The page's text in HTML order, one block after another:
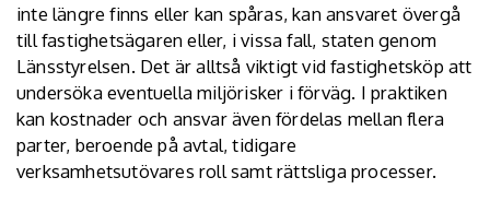
inte längre finns eller kan spåras, kan ansvaret övergå
till fastighetsägaren eller, i vissa fall, staten genom
Länsstyrelsen. Det är alltså viktigt vid fastighetsköp att
undersöka eventuella miljörisker i förväg. I praktiken
kan kostnader och ansvar även fördelas mellan flera
parter, beroende på avtal, tidigare
verksamhetsutövares roll samt rättsliga processer.